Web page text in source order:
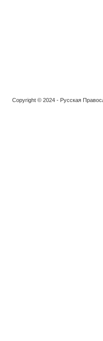
Copyright © 2024 - Русская